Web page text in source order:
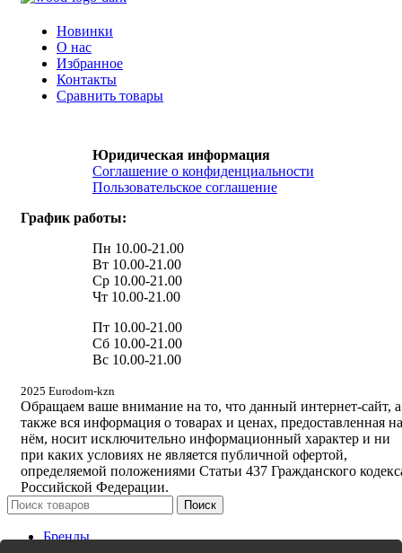
Новинки
О нас
Избранное
Контакты
Сравнить товары
Юридическая информация
Соглашение о конфиденциальности
Пользовательское соглашение
График работы:
Пн 10.00-21.00
Вт 10.00-21.00
Ср 10.00-21.00
Чт 10.00-21.00
Пт 10.00-21.00
Сб 10.00-21.00
Вс 10.00-21.00
2025 Eurodom-kzn
Обращаем ваше внимание на то, что данный интернет-сайт, а
также вся информация о товарах и ценах, предоставленная на
нём, носит исключительно информационный характер и ни
при каких условиях не является публичной офертой,
определяемой положениями Статьи 437 Гражданского
Российской Федерации.
Поиск
Бренды